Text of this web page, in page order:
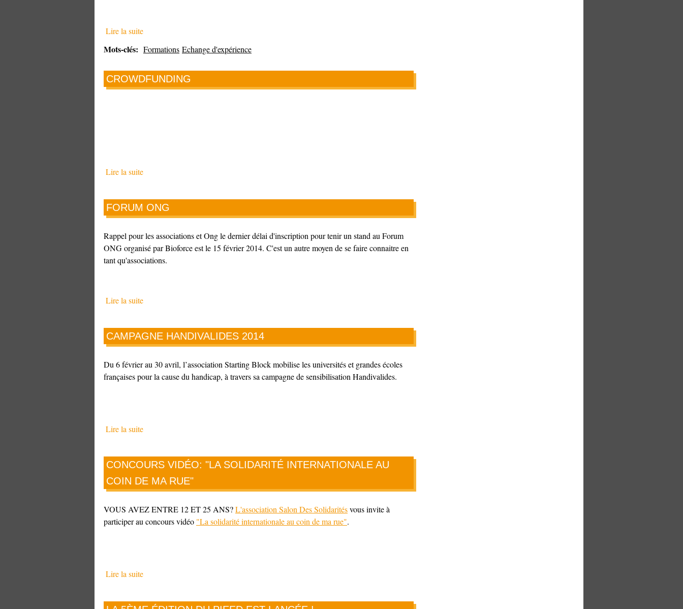
Lire la suite
Mots-clés: Formations Echange d'expérience
CROWDFUNDING
Lire la suite
FORUM ONG
Rappel pour les associations et Ong le dernier délai d'inscription pour tenir un stand au Forum
ONG organisé par Bioforce est le 15 février 2014. C'est un autre moyen de se faire connaitre en
tant qu'associations.
Lire la suite
CAMPAGNE HANDIVALIDES 2014
Du 6 février au 30 avril, l’association Starting Block mobilise les universités et grandes écoles
françaises pour la cause du handicap, à travers sa campagne de sensibilisation Handivalides.
Lire la suite
CONCOURS VIDÉO: "LA SOLIDARITÉ INTERNATIONALE AU
COIN DE MA RUE"
VOUS AVEZ ENTRE 12 ET 25 ANS?L'association Salon Des Solidaritésvous invite à
participer au concours vidéo "La solidarité internationale au coin de ma rue".
Lire la suite